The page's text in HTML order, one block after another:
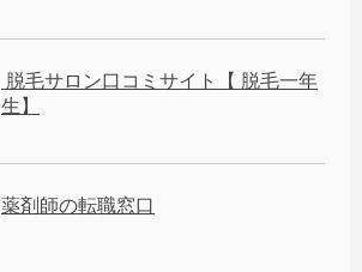
脱毛サロン口コミサイト【 脱毛一年
生】
薬剤師の転職窓口